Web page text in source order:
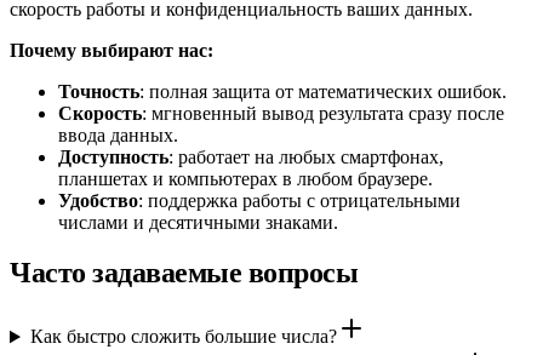
скорость работы и конфиденциальность ваших данных.
Почему выбирают нас:
Точность: полная защита от математических ошибок.
Скорость: мгновенный вывод результата сразу после
ввода данных.
Доступность: работает на любых смартфонах,
планшетах и компьютерах в любом браузере.
Удобство: поддержка работы с отрицательными
числами и десятичными знаками.
Часто задаваемые вопросы
Как быстро сложить большие числа?